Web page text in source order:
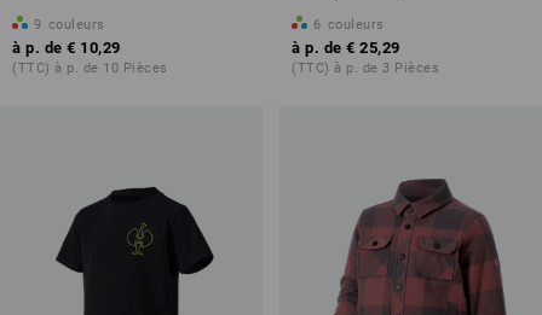
9 couleurs
à p. de € 10,29
(TTC) à p. de 10 Pièces
6 couleurs
à p. de € 25,29
(TTC) à p. de 3 Pièces